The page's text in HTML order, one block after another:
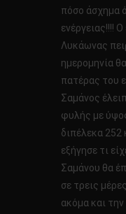
πόσο άσχημα
ενέργειας!!!!
Λυκάωνας
ημερομηνία
πατέρας του
Σαμάνος
φυλής με
διπέλεκα 252
εξήγησε τι
Σαμάνου θα
σε τρεις
ακόμα και